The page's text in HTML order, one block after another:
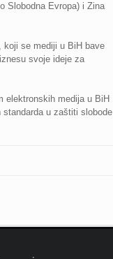
Slobodna Evropa) i Zina
se mediji u BiH bave
svoje ideje za
elektronskih medija u BiH
u zaštiti slobode